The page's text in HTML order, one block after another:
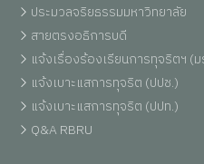
ประมวลจริยธรรมมหาวิทยาลัย
สายตรงอธิการบดี
แจ้งเรื่องร้องเรียนการทุจริตฯ
แจ้งเบาะแสการทุจริต (ปปช.)
แจ้งเบาะแสการทุจริต (ปปท.)
Q&A RBRU